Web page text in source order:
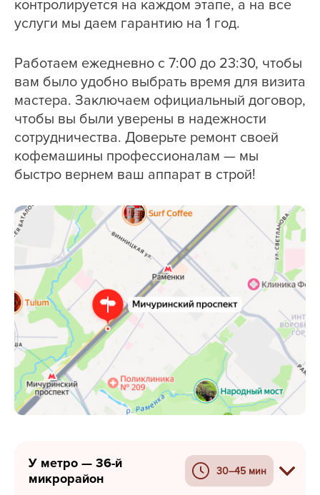
контролируется на каждом этапе, а на все
услуги мы даем гарантию на 1 год.
Работаем ежедневно с 7:00 до 23:30, чтобы
вам было удобно выбрать время для визита
мастера. Заключаем официальный договор,
чтобы вы были уверены в надежности
сотрудничества. Доверьте ремонт своей
кофемашины профессионалам — мы
быстро вернем ваш аппарат в строй!
У метро — 36-й
микрорайон
30–45 мин